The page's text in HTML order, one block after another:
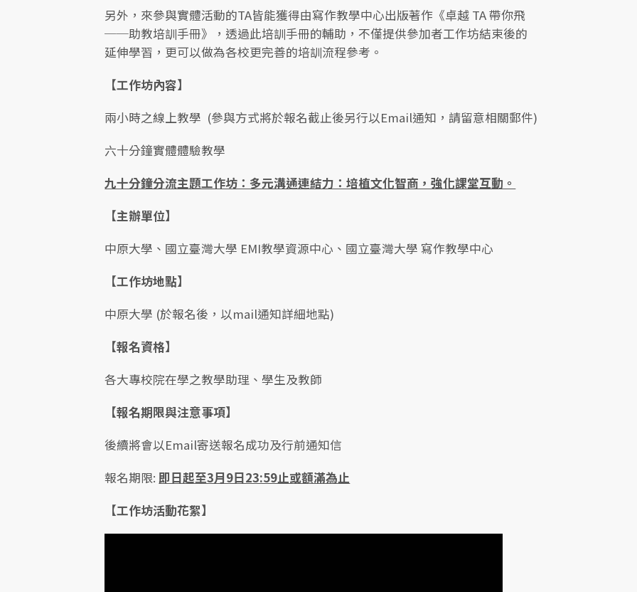
另外，來參與實體活動的TA皆能獲得由寫作教學中心出版著作《卓越 TA 帶你飛
──助教培訓手冊》，透過此培訓手冊的輔助，不僅提供參加者工作坊結束後的
延伸學習，更可以做為各校更完善的培訓流程參考。
【工作坊內容】
兩小時之線上教學 (參與方式將於報名截止後另行以Email通知，請留意相關郵件)
六十分鐘實體體驗教學
九十分鐘分流主題工作坊：多元溝通連結力：培植文化智商，強化課堂互動。
【主辦單位】
中原大學、國立臺灣大學 EMI教學資源中心、國立臺灣大學 寫作教學中心
【工作坊地點】
中原大學 (於報名後，以mail通知詳細地點)
【報名資格】
各大專校院在學之教學助理、學生及教師
【報名期限與注意事項】
後續將會以Email寄送報名成功及行前通知信
報名期限:即日起至3月9日23:59止或額滿為止
【工作坊活動花絮】